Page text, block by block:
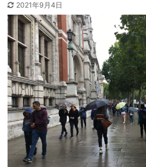
2021年9月4日